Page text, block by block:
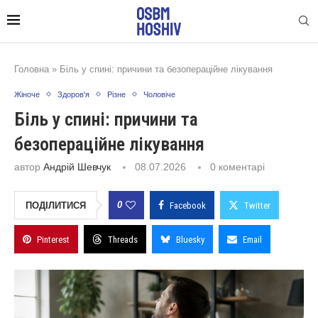
Головна » Біль у спині: причини та безопераційне лікування
Жіноче Здоров'я Різне Чоловіче
Біль у спині: причини та
безопераційне лікування
автор Андрій Шевчук 08.07.2026 0 коментарі
ПОДІЛИТИСЯ 0 Facebook Twitter
Pinterest Threads Bluesky Email